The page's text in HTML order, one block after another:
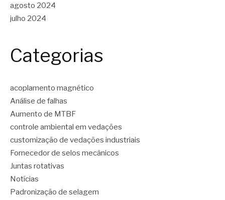
agosto 2024
julho 2024
Categorias
acoplamento magnético
Análise de falhas
Aumento de MTBF
controle ambiental em vedações
customização de vedações industriais
Fornecedor de selos mecânicos
Juntas rotativas
Notícias
Padronização de selagem